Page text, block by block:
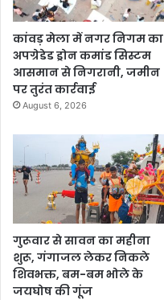
कांवड़ मेला में नगर निगम का
अपग्रेडेड ड्रोन कमांड सिस्टम
आसमान से निगरानी, जमीन
पर तुरंत कार्रवाई
August 6, 2026
गुरूवार से सावन का महीना
शुरू, गंगाजल लेकर निकले
शिवभक्त, बम-बम भोले के
जयघोष की गूंज